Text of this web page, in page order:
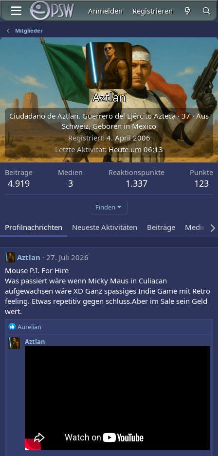
Anmelden Registrieren
Mitglieder
Aztlan
Ciudadano de Aztlan. Guerrero del Ejército Azteca ·37·Aus
Schweiz, Geboren in Mexico
Registriert 4. April 2006
Letzte Aktivität Heute um 06:13
Beiträge
4.919
Medien
3
Reaktionspunkte
1.337
Punkte
123
Finden
Profilnachrichten Neueste Aktivitäten Beiträge Medien
Aztlan
27. Juli 2026
Mouse P.I. For Hire
Was passiert wäre wenn Micky Maus in Culiacan
aufgewachsen wäre XD Ganz spassiges Indie Game mit Retro
feeling. Etwas repetitiv gegen schluss.Aber im Sale sein Geld
wert.
R
e
a
Aurelian
Aztlan